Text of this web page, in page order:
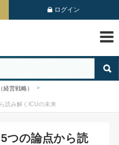
ログイン
経営戦略）
読み解くICUの未来
つの論点から読